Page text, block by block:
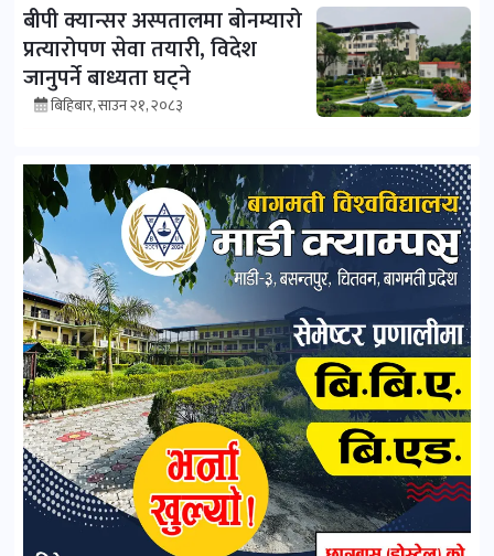
बीपी क्यान्सर अस्पतालमा बोनम्यारो
प्रत्यारोपण सेवा तयारी, विदेश
जानुपर्ने बाध्यता घट्ने
बिहिबार, साउन २१, २०८३